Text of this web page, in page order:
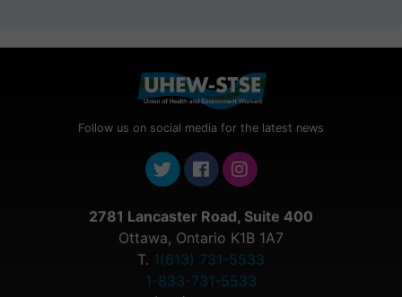
Follow us on social media for the latest news
2781 Lancaster Road, Suite 400
Ottawa, Ontario K1B 1A7
T. 1(613) 731-5533
1-833-731-5533